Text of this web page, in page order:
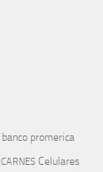
banco promerica
CARNES Celulares